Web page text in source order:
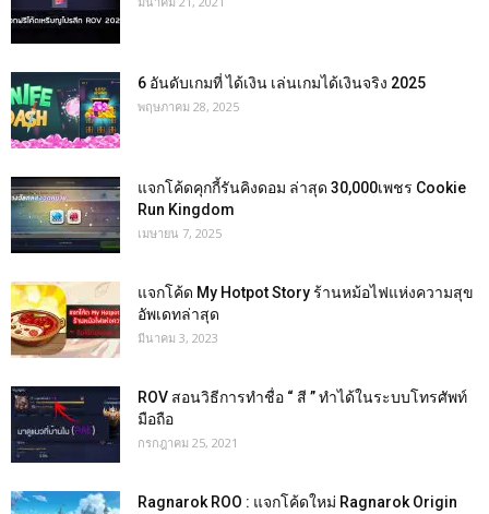
6 อันดับเกมที่ ได้เงิน เล่นเกมได้เงินจริง 2025
พฤษภาคม 28, 2025
แจกโค้ดคุกกี้รันคิงดอม ล่าสุด 30,000เพชร Cookie
Run Kingdom
เมษายน 7, 2025
แจกโค้ด My Hotpot Story ร้านหม้อไฟแห่งความสุข
อัพเดทล่าสุด
มีนาคม 3, 2023
ROV สอนวิธีการทำชื่อ “ สี ” ทำได้ในระบบโทรศัพท์
มือถือ
กรกฎาคม 25, 2021
Ragnarok ROO : แจกโค้ดใหม่ Ragnarok Origin